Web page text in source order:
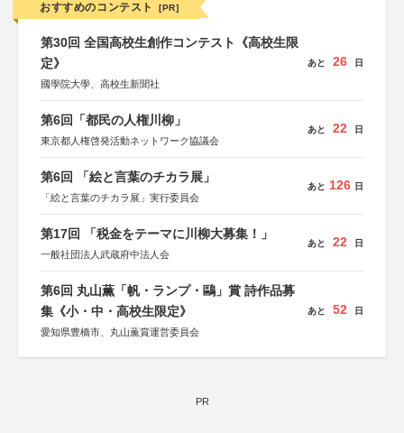
おすすめのコンテスト [PR]
第30回 全国高校生創作コンテスト《高校生限
定》
國學院大學、高校生新聞社
あと 26 日
第6回「都民の人権川柳」
東京都人権啓発活動ネットワーク協議会
あと 22 日
第6回 「絵と言葉のチカラ展」
「絵と言葉のチカラ展」実行委員会
あと 126 日
第17回 「税金をテーマに川柳大募集！」
一般社団法人武蔵府中法人会
あと 22 日
第6回 丸山薫「帆・ランプ・鷗」賞 詩作品募
集《小・中・高校生限定》
愛知県豊橋市、丸山薫賞運営委員会
あと 52 日
PR